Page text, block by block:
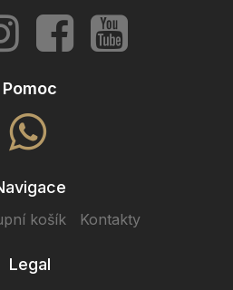
Pomoc
košík Kontakty
Legal